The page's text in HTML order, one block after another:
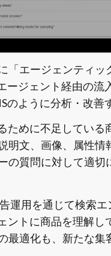
「エージェンティ
ージェント経由の流
のように分析・改善
ために不足してい
明文、画像、属性
の質問に対して適
運用を通じて検索
ントに商品を理解
最適化も、新たな